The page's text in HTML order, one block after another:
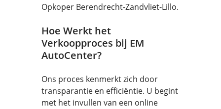
Opkoper Berendrecht-Zandvliet-Lillo.
Hoe Werkt het
Verkoopproces bij EM
AutoCenter?
Ons proces kenmerkt zich door
transparantie en efficiëntie. U begint
met het invullen van een online